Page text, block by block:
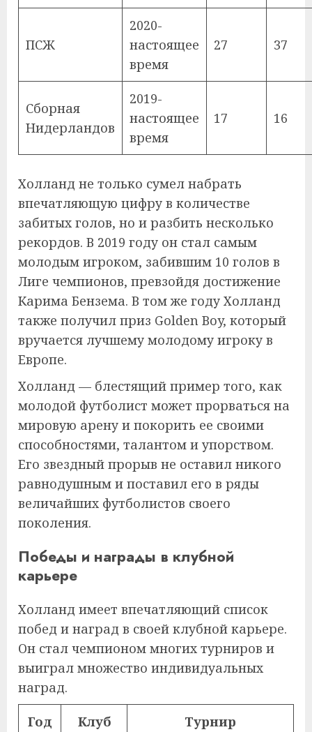
ПСЖ
2020-
настоящее
время
27 37
Сборная
Нидерландов
2019-
настоящее
время
17 16
Холланд не только сумел набрать
впечатляющую цифру в количестве
забитых голов, но и разбить несколько
рекордов. В 2019 году он стал самым
молодым игроком, забившим 10 голов в
Лиге чемпионов, превзойдя достижение
Карима Бензема. В том же году Холланд
также получил приз Golden Boy, который
вручается лучшему молодому игроку в
Европе.
Холланд — блестящий пример того, как
молодой футболист может прорваться на
мировую арену и покорить ее своими
способностями, талантом и упорством.
Его звездный прорыв не оставил никого
равнодушным и поставил его в ряды
величайших футболистов своего
поколения.
Победы и награды в клубной
карьере
Холланд имеет впечатляющий список
побед и наград в своей клубной карьере.
Он стал чемпионом многих турниров и
выиграл множество индивидуальных
наград.
Год Клуб Турнир